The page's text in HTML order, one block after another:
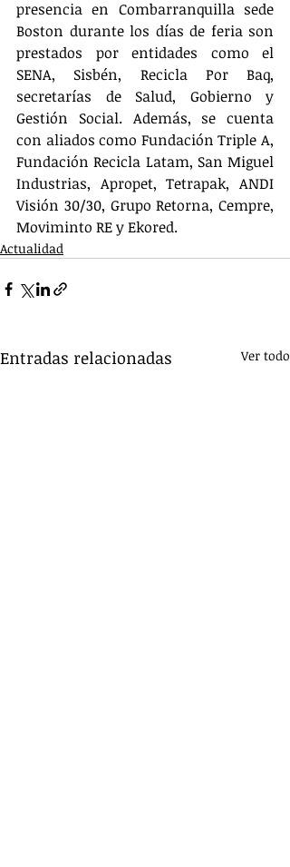
presencia en Combarranquilla sede
Boston durante los días de feria son
prestados por entidades como el
SENA, Sisbén, Recicla Por Baq,
secretarías de Salud, Gobierno y
Gestión Social. Además, se cuenta
con aliados como Fundación Triple A,
Fundación Recicla Latam, San Miguel
Industrias, Apropet, Tetrapak, ANDI
Visión 30/30, Grupo Retorna, Cempre,
Moviminto RE y Ekored.
Actualidad
Entradas relacionadas Ver todo